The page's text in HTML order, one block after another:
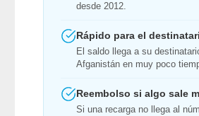
desde 2012.
Rápido para el
El saldo llega a su
Afganistán en muy poco
Reembolso si algo sale
Si una recarga no llega al